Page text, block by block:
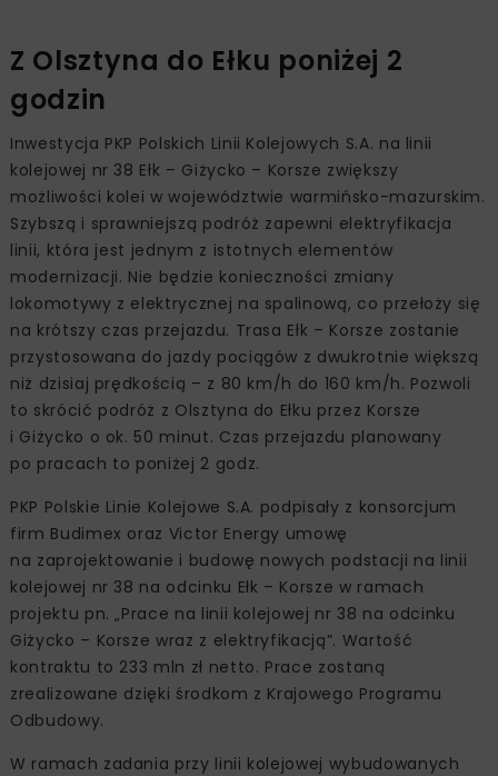
Z Olsztyna do Ełku poniżej 2
godzin
Inwestycja PKP Polskich Linii Kolejowych S.A. na linii
kolejowej nr 38 Ełk – Giżycko – Korsze zwiększy
możliwości kolei w województwie warmińsko-mazurskim.
Szybszą i sprawniejszą podróż zapewni elektryfikacja
linii, która jest jednym z istotnych elementów
modernizacji. Nie będzie konieczności zmiany
lokomotywy z elektrycznej na spalinową, co przełoży się
na krótszy czas przejazdu. Trasa Ełk – Korsze zostanie
przystosowana do jazdy pociągów z dwukrotnie większą
niż dzisiaj prędkością – z 80 km/h do 160 km/h. Pozwoli
to skrócić podróż z Olsztyna do Ełku przez Korsze
i Giżycko o ok. 50 minut. Czas przejazdu planowany
po pracach to poniżej 2 godz.
PKP Polskie Linie Kolejowe S.A. podpisały z konsorcjum
firm Budimex oraz Victor Energy umowę
na zaprojektowanie i budowę nowych podstacji na linii
kolejowej nr 38 na odcinku Ełk – Korsze w ramach
projektu pn. „Prace na linii kolejowej nr 38 na odcinku
Giżycko – Korsze wraz z elektryfikacją”. Wartość
kontraktu to 233 mln zł netto. Prace zostaną
zrealizowane dzięki środkom z Krajowego Programu
Odbudowy.
W ramach zadania przy linii kolejowej wybudowanych